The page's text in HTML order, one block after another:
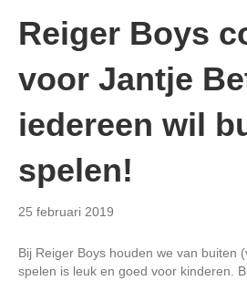
Reiger Boys
voor Jantje
iedereen wil
spelen!
25 februari 2019
Bij Reiger Boys houden we van buiten
spelen is leuk en goed voor kinderen.